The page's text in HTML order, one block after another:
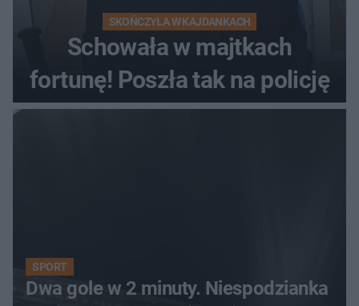
SKOŃCZYŁA W KAJDANKACH
Schowała w majtkach
fortunę! Poszła tak na policję
SPORT
Dwa gole w 2 minuty. Niespodzianka